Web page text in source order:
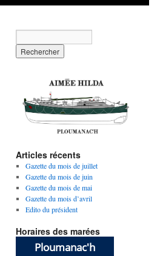
Articles récents
Gazette du mois de juillet
Gazette du mois de juin
Gazette du mois de mai
Gazette du mois d’avril
Edito du président
Horaires des marées